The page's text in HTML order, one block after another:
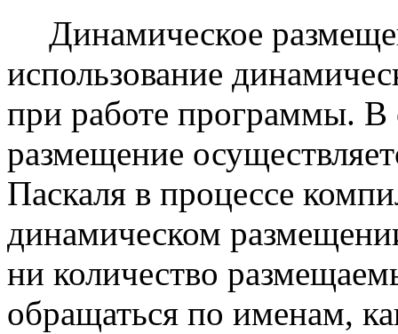
Динамическое
использование
при работе программы. В
размещение
Паскаля в процессе
динамическом
ни количество
обращаться по именам,